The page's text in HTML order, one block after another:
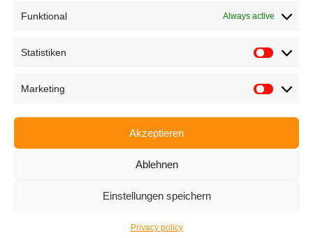
Funktional Always active
Statistiken
Marketing
Akzeptieren
Ablehnen
Einstellungen speichern
Privacy policy
Company
Applications